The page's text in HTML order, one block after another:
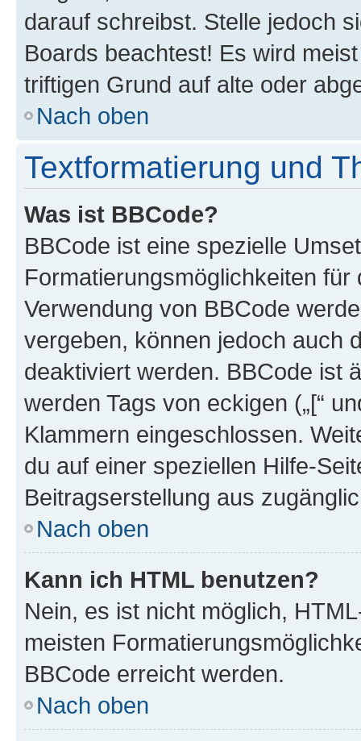
darauf schreibst. Stelle jedoch
Boards beachtest! Es wird
triftigen Grund auf alte oder
Nach oben
Textformatierung und
Was ist BBCode?
BBCode ist eine spezielle
Formatierungsmöglichkeiten
Verwendung von BBCode
vergeben, können jedoch auch
deaktiviert werden. BBCode ist
werden Tags von eckigen („[“
Klammern eingeschlossen.
du auf einer speziellen Hilfe-
Beitragserstellung aus
Nach oben
Kann ich HTML benutzen?
Nein, es ist nicht möglich,
meisten
BBCode erreicht werden.
Nach oben